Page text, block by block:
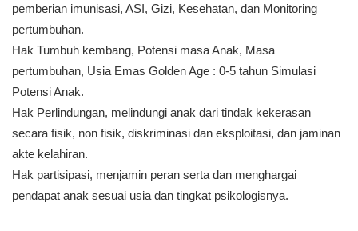
pemberian imunisasi, ASI, Gizi, Kesehatan, dan Monitoring
pertumbuhan.
Hak Tumbuh kembang, Potensi masa Anak, Masa
pertumbuhan, Usia Emas Golden Age : 0-5 tahun Simulasi
Potensi Anak.
Hak Perlindungan, melindungi anak dari tindak kekerasan
secara fisik, non fisik, diskriminasi dan eksploitasi, dan jaminan
akte kelahiran.
Hak partisipasi, menjamin peran serta dan menghargai
pendapat anak sesuai usia dan tingkat psikologisnya.